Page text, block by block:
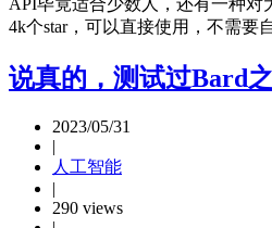
4k个star，可以直接使用，不需要
说真的，测试过Bard
2023/05/31
|
人工智能
|
290 views